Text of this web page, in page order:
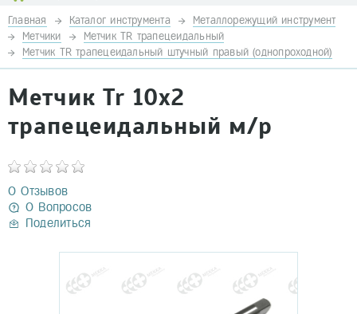
Главная Каталог инструмента
Металлорежущий инструмент
Метчики
Метчик TR трапецеидальный
Метчик TR трапецеидальный штучный правый (однопроходной)
Метчик Tr 10х2
трапецеидальный м/р
0 Отзывов
0 Вопросов
Поделиться